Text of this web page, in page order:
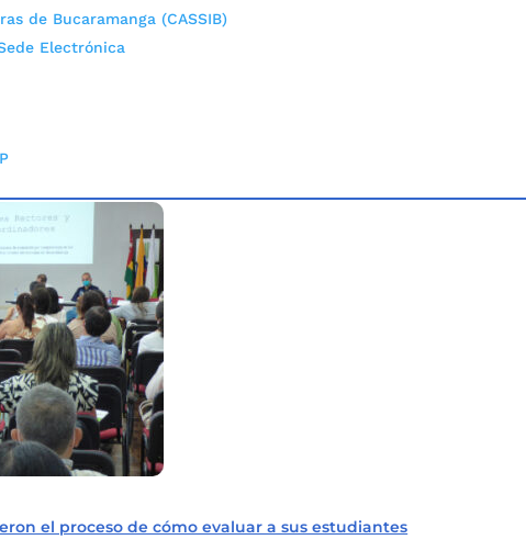
de Bucaramanga (CASSIB)
Electrónica
el proceso de cómo evaluar a sus estudiantes